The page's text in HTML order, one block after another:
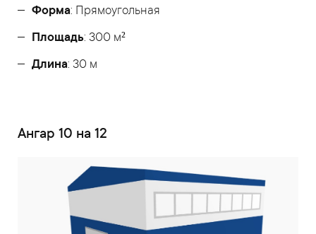
Форма: Прямоугольная
Площадь: 300 м²
Длина: 30 м
Ангар 10 на 12